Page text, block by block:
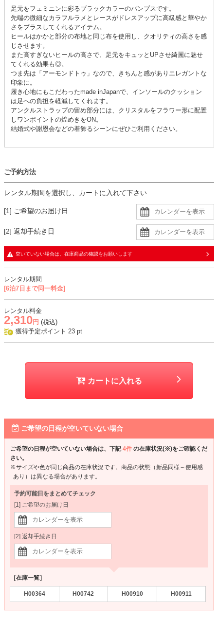
足元をフェミニンに彩るブラックカラーのパンプスです。
先端の微細なカラフルラメとレースがドレスアップに高級感と華やか
さをプラスしてくれるアイテム。
ヒールはかかと部分の布地と同じ布を使用し、クオリティの高さを感
じさせます。
また高すぎないヒールの高さで、足元をキュッとUPさせ綺麗に魅せ
てくれる効果も◎。
つま先は「アーモンドトゥ」なので、きちんと感がありエレガントな
印象に。
履き心地にもこだわったmade inJapanで、インソールのクッション
は足への負担を軽減してくれます。
アンクルストラップの留め部分には、クリスタルをフラワー形に配置
しワンポイントの煌めきをON。
結婚式や謝恩会などの着飾るシーンにぜひご利用ください。
ご予約方法
レンタル期間を選択し、カートに入れて下さい
[1] ご希望のお届け日
[2] 返却手続き日
空いていない場合は、在庫商品の確認をお願いします
レンタル期間
[6泊7日まで同一料金]
レンタル料金
2,310 円 (税込)
獲得予定ポイント 23 pt
カートに入れる
ご希望の日程が空いていない場合
ご希望の日程が空いていない場合は、下記4件 の在庫状況(※)をご確認くだ
さい。
※サイズや色が同じ商品の在庫状況です。商品の状態（新品同様～使用感
あり）は異なる場合があります。
予約可能日をまとめてチェック
[1] ご希望のお届け日
[2] 返却手続き日
［在庫一覧］
H00364 H00742 H00910 H00911